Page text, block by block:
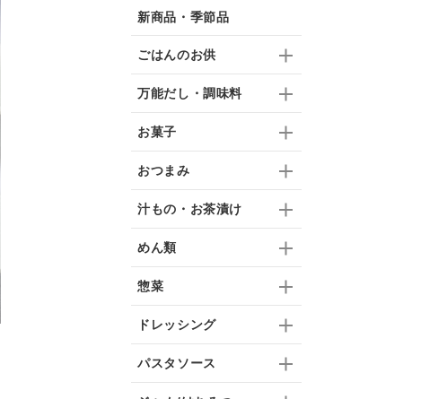
新商品・季節品
ごはんのお供
万能だし・調味料
お菓子
おつまみ
汁もの・お茶漬け
めん類
惣菜
ドレッシング
パスタソース